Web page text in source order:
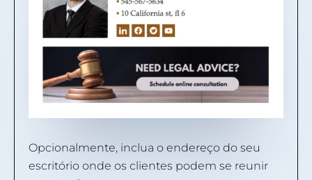
Opcionalmente, inclua o endereço do seu
escritório onde os clientes podem se reunir